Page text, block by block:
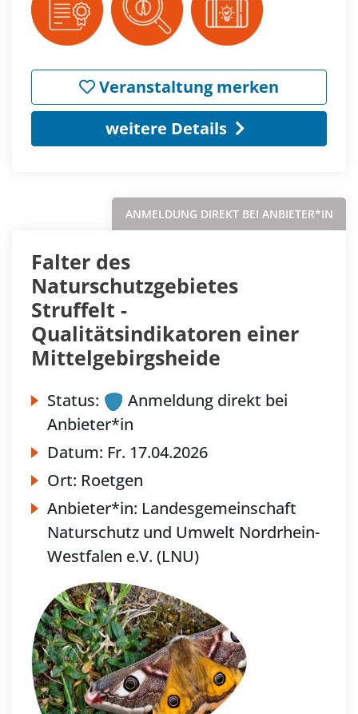
Veranstaltung merken
weitere Details
ANMELDUNG DIREKT BEI ANBIETER*IN
Falter des
Naturschutzgebietes
Struffelt -
Qualitätsindikatoren einer
Mittelgebirgsheide
Status:
Anmeldung direkt bei
Anbieter*in
Datum: Fr. 17.04.2026
Ort: Roetgen
Anbieter*in: Landesgemeinschaft
Naturschutz und Umwelt Nordrhein-
Westfalen e.V. (LNU)